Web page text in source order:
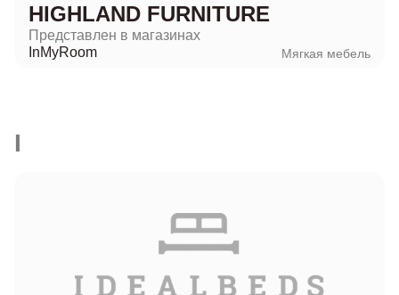
HIGHLAND FURNITURE
Представлен в магазинах
InMyRoom
Мягкая мебель
I